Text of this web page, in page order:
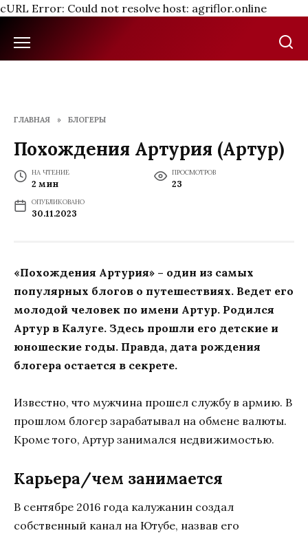
cURL Error: Could not resolve host: agriflor.online
содержанию
ГЛАВНАЯ » БЛОГЕРЫ
Похождения Артурия (Артур)
НА ЧТЕНИЕ
2 мин
ПРОСМОТРОВ
23
ОПУБЛИКОВАНО
30.11.2023
«Похождения Артурия» – один из самых
популярных блогов о путешествиях. Ведет его
молодой человек по имени Артур. Родился
Артур в Калуге. Здесь прошли его детские и
юношеские годы. Правда, дата рождения
блогера остается в секрете.
Известно, что мужчина прошел службу в армию. В
прошлом блогер зарабатывал на обмене валюты.
Кроме того, Артур занимался недвижимостью.
Карьера/чем занимается
В сентябре 2016 года калужанин создал
собственный канал на Ютубе, назвав его